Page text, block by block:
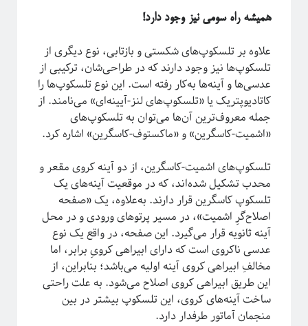
همیشه راه سومی نیز وجود دارد!
علاوه بر تلسکوپ‌های شکستی و بازتابی، نوع دیگری از
تلسکوپ‌ها نیز وجود دارند که در طراحی‌شان، ترکیبی از
عدسی‌ها و آينه‌ها به‌کار رفته‌ است. این نوع تلسکوپ‌ها را
کاتادیوپتریک یا «تلسکوپ‌های لنز-آیینه‌ای» می‌نامند. از
جمله معروف‌ترین آن‌ها می‌توان به تلسکوپ‌های
«اشمیت-کاسگرین» و «ماکستوف-کاسگرین» اشاره کرد.
تلسکوپ‌های اشمیت-کاسگرین، از دو آینه کروی مقعر و
محدب تشکیل شده‌اند، که در موقعیت آینه‌های یک
تلسکوپ کاسگرین قرار دارند. به‌علاوه، یک «صفحه
اصلاح‌گرِ اشمیت»، در مسیر پرتوهای ورودی و در محل
آينه ثانویه قرار می‌گیرد. این صفحه، در واقع یک نوع
عدسی نا‌کروی است که دارای ابیراهی کرویِ برابر، اما
مخالفِ ابیراهی کروی آینه اولیه می‌باشد؛ بنابراین، از
این طریق ابیراهی کروی اصلاح می‌شود. به علت راحتی
ساخت آینه‌های کروی، این تلسکوپ بیشتر در بین
منجمان آماتور طرفدار دارد.